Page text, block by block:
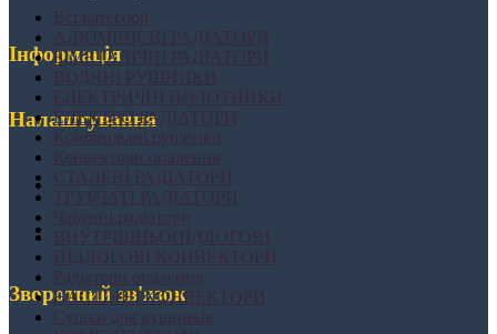
Інформація
Налаштування
Зворотний зв'язок
БІМЕТАЛІЧНІ РАДІАТОРИ
ЕЛЕКТРО РАДІАТОРИ
Комбіновані рушники
НАСТІННІ КОНВЕКТОРИ